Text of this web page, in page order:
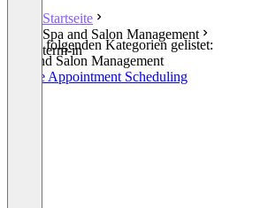
Startseite
Spa and Salon Management
term-in
In den folgenden Kategorien gelistet:
Spa and Salon Management
Online Appointment Scheduling